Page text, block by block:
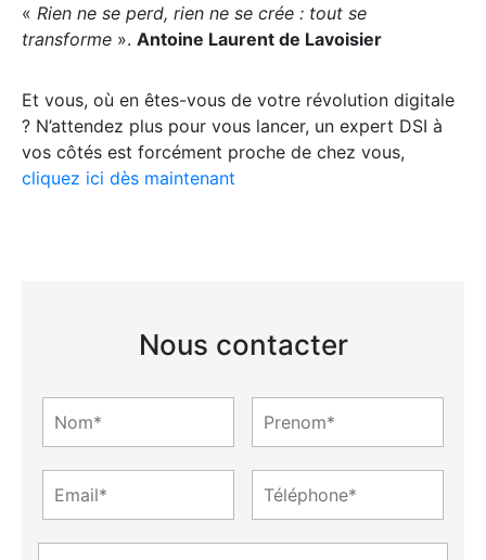
« Rien ne se perd, rien ne se crée : tout se
transforme ». Antoine Laurent de Lavoisier
Et vous, où en êtes-vous de votre révolution digitale
? N’attendez plus pour vous lancer, un expert DSI à
vos côtés est forcément proche de chez vous,
cliquez ici dès maintenant
Nous contacter